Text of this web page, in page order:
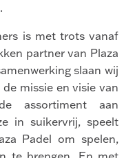
is met trots vanaf
partner van Plaza
slaan wij
missie en visie van
assortiment aan
in suikervrij, speelt
Padel om spelen,